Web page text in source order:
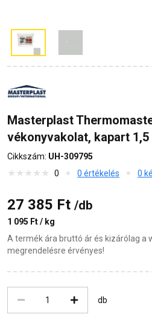
Masterplast
vékonyvakolat, kapart 1,5
Cikkszám: UH-309795
0
0 értékelés 0
27 385 Ft /db
1 095 Ft / kg
A termék ára bruttó ár és kizárólag a
megrendelésre érvényes!
db